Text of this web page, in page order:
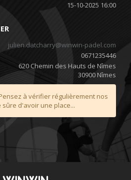
15-10-2025 16:00
julien.datcharry@winwin-padel.com
0671235446
620 Chemin des Hauts de Nîmes
30900 Nîmes
à vérifier régulièrement nos
d'avoir une place...